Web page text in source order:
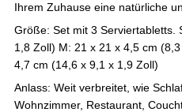
Ihrem Zuhause eine natürliche
Größe: Set mit 3 Serviertabletts.
1,8 Zoll) M: 21 x 21 x 4,5 cm
4,7 cm (14,6 x 9,1 x 1,9 Zoll)
Anlass: Weit verbreitet, wie
Wohnzimmer, Restaurant,